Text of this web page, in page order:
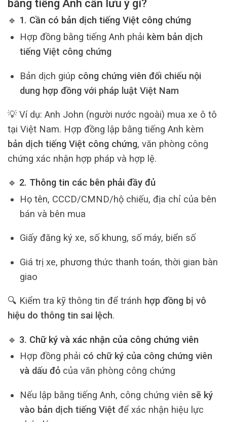
bằng tiếng Anh cần lưu ý gì?
🔹 1. Cần có bản dịch tiếng Việt công chứng
Hợp đồng bằng tiếng Anh phải kèm bản dịch
tiếng Việt công chứng
Bản dịch giúp công chứng viên đối chiếu nội
dung hợp đồng với pháp luật Việt Nam
💡 Ví dụ: Anh John (người nước ngoài) mua xe ô tô
tại Việt Nam. Hợp đồng lập bằng tiếng Anh kèm
bản dịch tiếng Việt công chứng, văn phòng công
chứng xác nhận hợp pháp và hợp lệ.
🔹 2. Thông tin các bên phải đầy đủ
Họ tên, CCCD/CMND/hộ chiếu, địa chỉ của bên
bán và bên mua
Giấy đăng ký xe, số khung, số máy, biển số
Giá trị xe, phương thức thanh toán, thời gian bàn
giao
🔍 Kiểm tra kỹ thông tin để tránh hợp đồng bị vô
hiệu do thông tin sai lệch.
🔹 3. Chữ ký và xác nhận của công chứng viên
Hợp đồng phải có chữ ký của công chứng viên
và dấu đỏcủa văn phòng công chứng
Nếu lập bằng tiếng Anh, công chứng viên sẽ ký
vào bản dịch tiếng Việt để xác nhận hiệu lực